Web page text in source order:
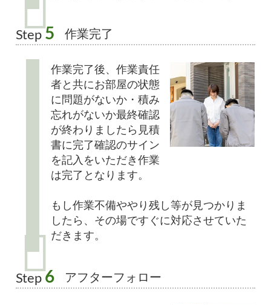
Step 5 作業完了
作業完了後、作業責任
者と共にお部屋の状態
に問題がないか・積み
忘れがないか最終確認
が終わりましたら見積
書に完了確認のサイン
を記入をいただき作業
は完了となります。
もし作業不備ややり残し等が見つかりま
したら、その場ですぐに対応させていた
だきます。
Step 6 アフターフォロー